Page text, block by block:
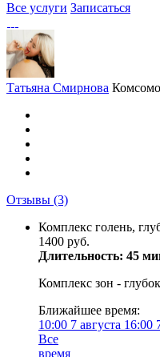
Все услуги Записаться
Татьяна Смирнова
Отзывы (3)
Комплекс голень,
1400 руб.
Длительность: 45
Комплекс зон -
Ближайшее время:
10:00 7 августа 16:00
Все
время